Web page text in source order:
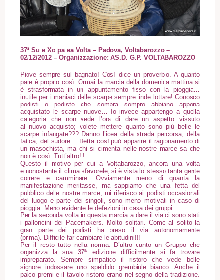
37ª Su e Xo pa ea Volta – Padova, Voltabarozzo –
02/12/2012 – Organizzazione: AS.D. G.P. VOLTABAROZZO
Piove sempre sul bagnato! Così dice un proverbio. A quanto
pare è proprio così. Ormai la marcia della domenica mattina si
è strasformata in un appuntamento fisso con la pioggia…
inutile per i maniaci delle scarpe sempre linde lottare! Conosco
podisti e podiste che sembra sempre abbiano appena
acquistato le scarpe nuove… Io invece appartengo a quella
categoria che non vede l’ora di dare un aspetto vissuto
al nuovo acquisto; volete mettere quanto sono più belle le
scarpe infangate??? Danno l’idea della strada percorsa, della
fatica, del sudore… Detta così può apparire il ragionamento di
un masochista, ma chi si cimenta nelle nostre marce sa che
non è così. Tutt’altro!!!
Questo il motivo per cui a Voltabarozzo, ancora una volta
e nonostante il clima sfavorele, si è vista lo stesso tanta gente
correre e camminare. Ovviamente meno di quanta la
manifestazione meritasse, ma sappiamo che una fetta del
pubblico delle nostre marce, mi riferisco ai podisti occasionali
del luogo e parte dei singoli, sono meno motivati in caso di
pioggia. Meno evidente le defezioni in casa dei gruppi.
Per la seconda volta in questa marcia a dare il via ci sono stati
i palloncini dei Pacemakers. Molto solitari. Come al solito la
gran parte dei podisti ha preso il via autonomamente
(prima). Difficile far cambiare le abitudini!!!
Per il resto tutto nella norma. D’altro canto un Gruppo che
organizza la sua 37ª edizione difficilmente si fa trovare
impreparato. Sempre simpatico il ristoro che vede belle
signore indossare uno speldido grembiule bianco. Anche il
palco premi e il tavolo ristoro erano nel segno della tradizione.